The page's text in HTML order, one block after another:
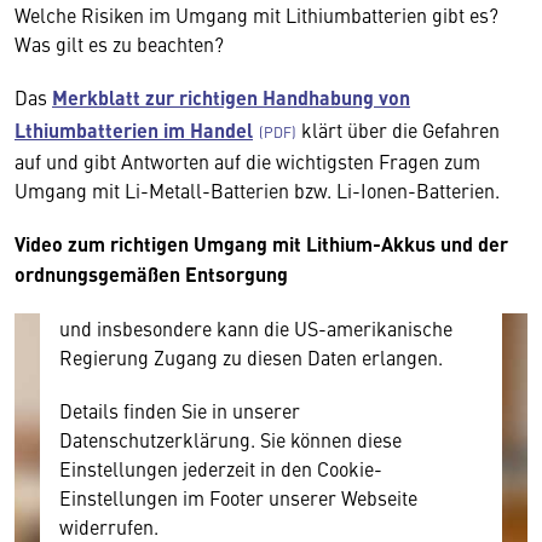
Welche Risiken im Umgang mit Lithiumbatterien gibt es?
Was gilt es zu beachten?
Das Merkblatt zur richtigen Handhabung von
Lthiumbatterien im Handel
klärt über die Gefahren
auf und gibt Antworten auf die wichtigsten Fragen zum
Umgang mit Li-Metall-Batterien bzw. Li-Ionen-Batterien.
Video zum richtigen Umgang mit Lithium-Akkus und der
ordnungsgemäßen Entsorgung
Wir benötigen Ihre Zustimmung
Hier würden wir Ihnen gerne einen externen
Inhalt anzeigen. Dafür benötigen wir allerdings
Ihre Zustimmung, da Ihr Browser
personenbezogene technische Daten zu Geräten
amerikanischen Anbietern austauscht.
Diese Daten unterliegen keinem dem EU-
und insbesondere kann die US-amerikanische
Regierung Zugang zu diesen Daten erlangen.
Details finden Sie in unserer
Datenschutzerklärung. Sie können diese
Einstellungen jederzeit in den Cookie-
Einstellungen im Footer unserer Webseite
widerrufen.